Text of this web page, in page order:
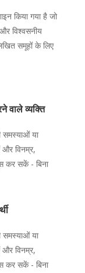
किया गया है जो
विश्वसनीय
समूहों के लिए
वाले व्यक्ति
समस्याओं या
विनम्र,
कर सकें - बिना
समस्याओं या
विनम्र,
कर सकें - बिना